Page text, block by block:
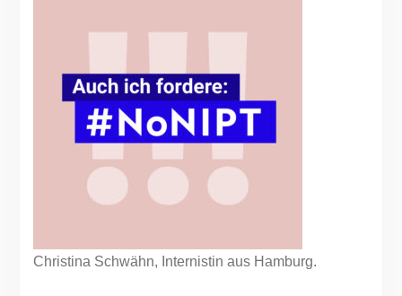
Christina Schwähn, Internistin aus Hamburg.